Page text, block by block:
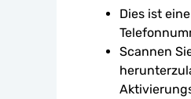
Dies ist
Scannen